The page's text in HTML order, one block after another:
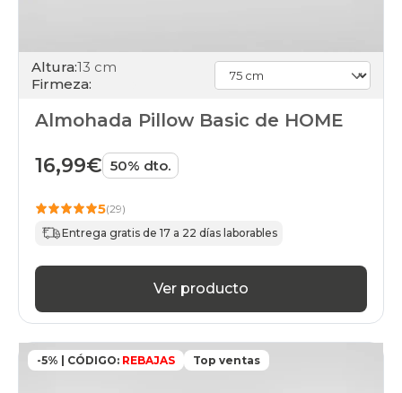
Altura:13 cm
Firmeza:
Almohada Pillow Basic de HOME
16,99€ 50% dto.
5(29)
Entrega gratis de 17 a 22 días laborables
Ver producto
-5% | CÓDIGO: REBAJAS Top ventas